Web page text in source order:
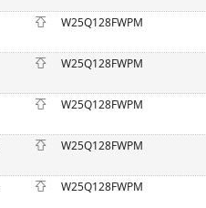
W25Q128FWPM
W25Q128FWPM
W25Q128FWPM
W25Q128FWPM
W25Q128FWPM